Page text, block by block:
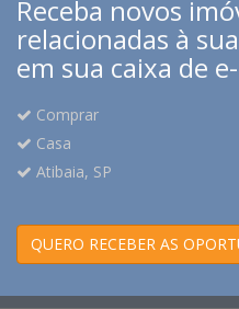
Receba novos
relacionadas à
em sua caixa de
Comprar
Casa
Atibaia, SP
QUERO RECEBER AS